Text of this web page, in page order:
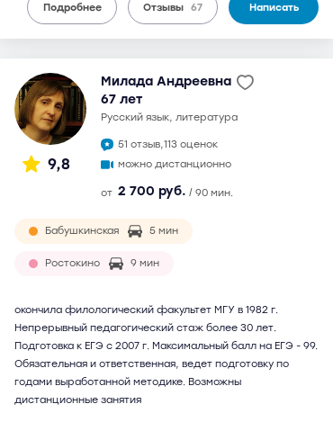
Подробнее Отзывы 67 Написать
9,8
Милада Андреевна
67 лет
русский язык, литература
51 отзыв,113 оценок
можно дистанционно
от 2 700 руб. / 90 мин.
Бабушкинская 5 мин
Ростокино 9 мин
окончила филологический факультет МГУ в 1982 г.
Непрерывный педагогический стаж более 30 лет.
Подготовка к ЕГЭ с 2007 г. Максимальный балл на ЕГЭ - 99.
Обязательная и ответственная, ведет подготовку по
годами выработанной методике. Возможны
дистанционные занятия